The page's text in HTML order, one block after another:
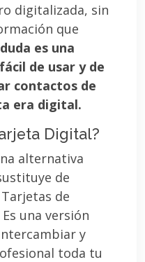
digitalizada, sin
que
es una
de usar y de
contactos de
era digital.
Digital?
alternativa
de
de
una versión
y
toda tu